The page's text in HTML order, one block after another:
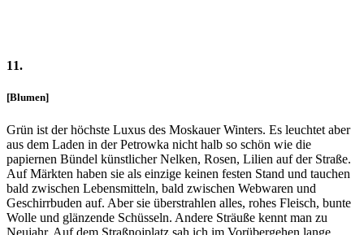
11.
[Blumen]
Grün ist der höchste Luxus des Moskauer Winters. Es leuchtet aber
aus dem Laden in der Petrowka nicht halb so schön wie die
papiernen Bündel künstlicher Nelken, Rosen, Lilien auf der Straße.
Auf Märkten haben sie als einzige keinen festen Stand und tauchen
bald zwischen Lebensmitteln, bald zwischen Webwaren und
Geschirrbuden auf. Aber sie überstrahlen alles, rohes Fleisch, bunte
Wolle und glänzende Schüsseln. Andere Sträuße kennt man zu
Neujahr. Auf dem Straßnojplatz sah ich im Vorübergehen lange